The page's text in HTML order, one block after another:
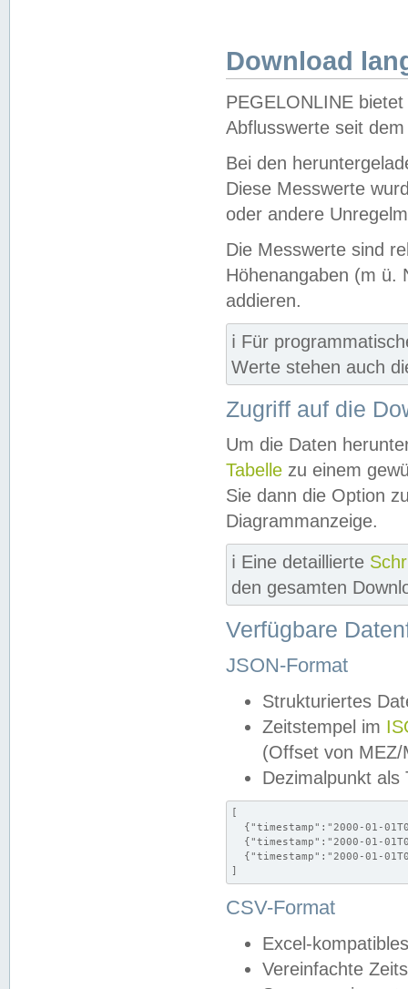
Download
PEGELONLINE
Abflusswerte seit
Bei den
Diese Messwerte
oder andere
Die Messwerte sind
Höhenangaben (m ü.
addieren.
ℹ️ Für
Werte stehen auch
Zugriff auf die
Um die Daten
Tabelle zu einem
Sie dann die Option
Diagrammanzeige.
ℹ️ Eine detaillierte
den gesamten
Verfügbare
JSON-Format
Strukturiertes
Zeitstempel im
(Offset von MEZ/
Dezimalpunkt als
[
{"timestamp":"2000-01-
{"timestamp":"2000-01-
{"timestamp":"2000-01-
]
CSV-Format
Excel-
Vereinfachte